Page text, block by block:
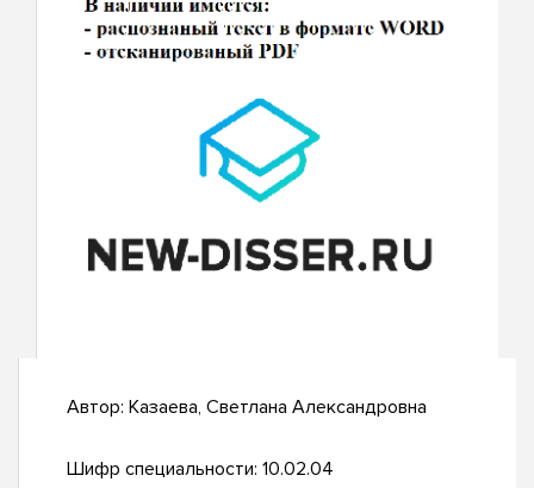
Автор: Казаева, Светлана Александровна
Шифр специальности: 10.02.04